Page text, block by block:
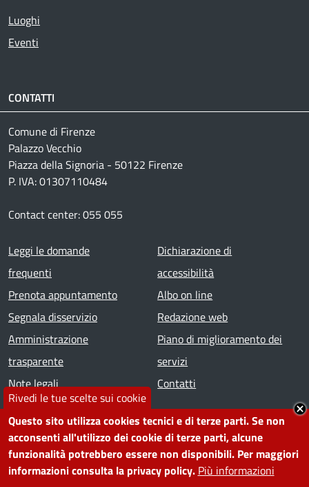
Rivedi le tue scelte sui cookie
Questo sito utilizza cookies tecnici e di terze parti. Se non
acconsenti all'utilizzo dei cookie di terze parti, alcune
funzionalità potrebbero essere non disponibili. Per maggiori
informazioni consulta la privacy policy. Più informazioni
Luoghi
Eventi
CONTATTI
Comune di Firenze
Palazzo Vecchio
Piazza della Signoria - 50122 Firenze
P. IVA: 01307110484
Contact center: 055 055
Footer menu
Leggi le domande
frequenti
Prenota appuntamento
Segnala disservizio
Amministrazione
trasparente
Note legali
Dichiarazione di
accessibilità
Albo on line
Redazione web
Piano di miglioramento dei
servizi
Contatti
SEGUICI SU
Facebook
Instagram
YouTube
Telegram
WhatsApp
TwitterLinkedin